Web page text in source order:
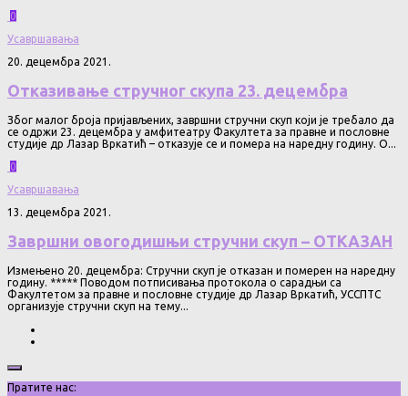
0
Усавршавања
20. децембра 2021.
Отказивање стручног скупа 23. децембра
Због малог броја пријављених, завршни стручни скуп који је требало да
се одржи 23. децембра у амфитеатру Факултета за правне и пословне
студије др Лазар Вркатић – отказује се и помера на наредну годину. О...
0
Усавршавања
13. децембра 2021.
Завршни овогодишњи стручни скуп – ОТКАЗАН
Измењено 20. децембра: Стручни скуп је отказан и померен на наредну
годину. ***** Поводом потписивања протокола о сарадњи са
Факултетом за правне и пословне студије др Лазар Вркатић, УССПТС
организује стручни скуп на тему...
Пратите нас: